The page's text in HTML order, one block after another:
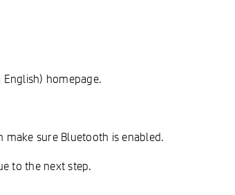
English) homepage.
sure Bluetooth is enabled.
to the next step.